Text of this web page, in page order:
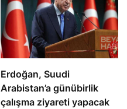
Erdoğan, Suudi
Arabistan’a günübirlik
çalışma ziyareti yapacak